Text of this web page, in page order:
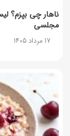
مجلسی
17 مرداد 1405